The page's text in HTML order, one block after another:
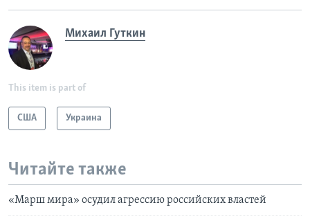
Михаил Гуткин
This item is part of
США Украина
Читайте также
«Марш мира» осудил агрессию российских властей